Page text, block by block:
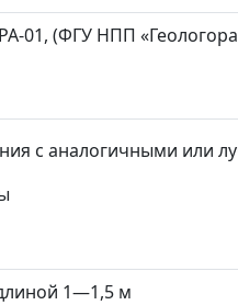
01, (ФГУ НПП
с аналогичными или
1—1,5 м